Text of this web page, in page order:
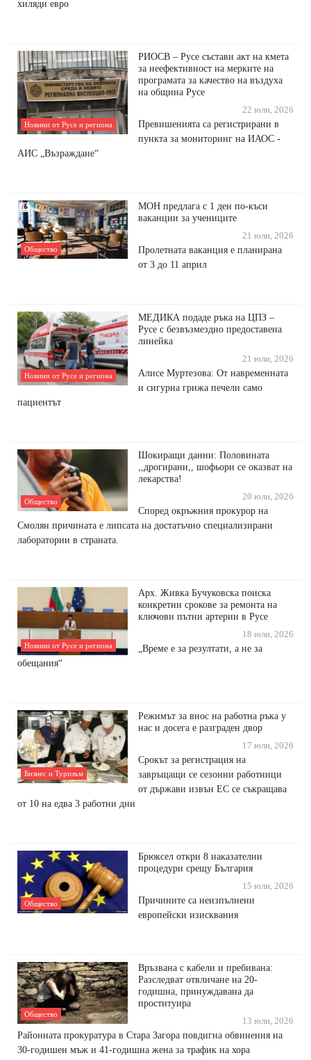
хиляди евро
Новини от Русе и региона
РИОСВ – Русе състави акт на кмета
за неефективност на мерките на
програмата за качество на въздуха
на община Русе
22 юли, 2026
Превишенията са регистрирани в
пункта за мониторинг на ИАОС -
АИС „Възраждане“
Общество
МОН предлага с 1 ден по-къси
ваканции за учениците
21 юли, 2026
Пролетната ваканция е планирана
от 3 до 11 април
Новини от Русе и региона
МЕДИКА подаде ръка на ЦПЗ –
Русе с безвъзмездно предоставена
линейка
21 юли, 2026
Алисе Муртезова: От навременната
и сигурна грижа печели само
пациентът
Общество
Шокиращи данни: Половината
,,дрогирани,, шофьори се оказват на
лекарства!
20 юли, 2026
Според окръжния прокурор на
Смолян причината е липсата на достатъчно специализирани
лаборатории в страната.
Новини от Русе и региона
Арх. Живка Бучуковска поиска
конкретни срокове за ремонта на
ключови пътни артерии в Русе
18 юли, 2026
​„Време е за резултати, а не за
обещания“
Бизнес и Туризъм
Режимът за внос на работна ръка у
нас и досега е разграден двор
17 юли, 2026
Срокът за регистрация на
завръщащи се сезонни работници
от държави извън ЕС се съкращава
от 10 на едва 3 работни дни
Общество
Брюксел откри 8 наказателни
процедури срещу България
15 юли, 2026
Причините са неизпълнени
европейски изисквания
Общество
Връзвана с кабели и пребивана:
Разследват отвличане на 20-
годишна, принуждавана да
проституира
13 юли, 2026
Районната прокуратура в Стара Загора повдигна обвинения на
30-годишен мъж и 41-годишна жена за трафик на хора